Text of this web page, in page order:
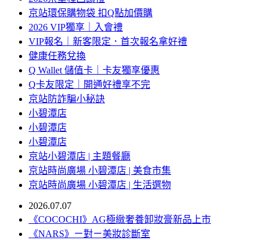
京站環保購物袋 扣Q點加價購
2026 VIP獨享｜入會禮
VIP報名｜新客限定．首次報名拿好禮
健康任務兌換
Q Wallet 儲值卡｜卡友獨享優惠
Q卡友限定｜開通好禮享不完
京站防詐騙小秘訣
小碧潭店
小碧潭店
小碧潭店
京站小碧潭店 | 主題餐廳
京站時尚廣場 小碧潭店 | 美食市集
京站時尚廣場 小碧潭店 | 生活選物
2026.07.07
《COCOCHI》AG極緻奢養卸妝膏新品上市
《NARS》ㄧ對ㄧ美妝診斷室